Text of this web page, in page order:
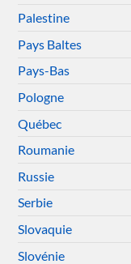
Palestine
Pays Baltes
Pays-Bas
Pologne
Québec
Roumanie
Russie
Serbie
Slovaquie
Slovénie